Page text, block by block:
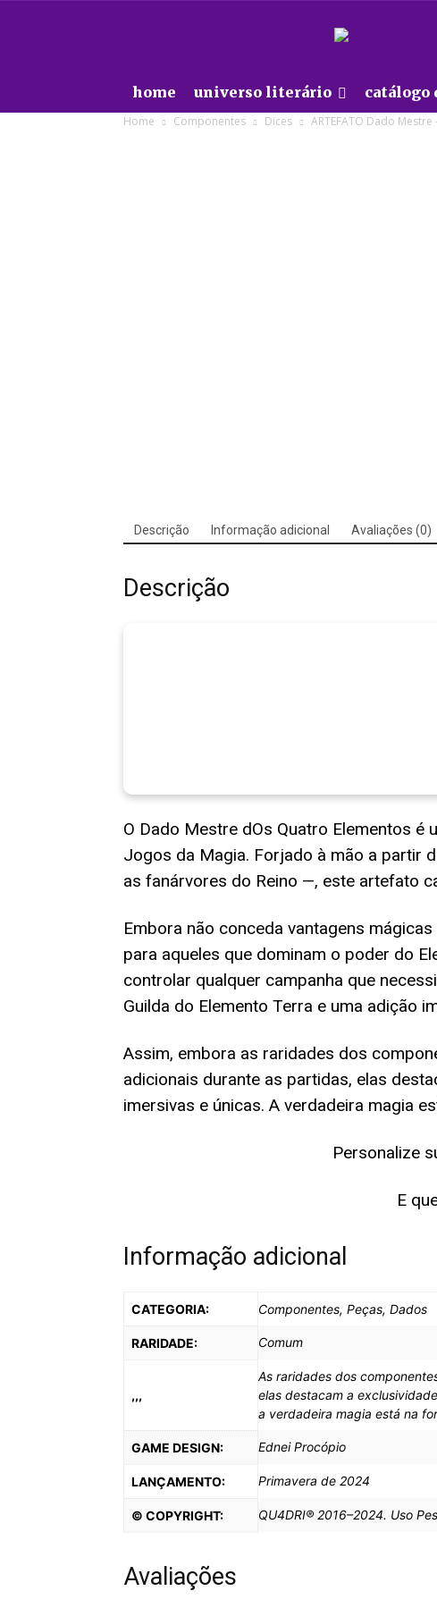
home universo literário catálogo
Home Componentes Dices ARTEFATO Dado
Descrição Informação adicional Avaliações (0)
Descrição
O Dado Mestre dOs Quatro Elementos é
Jogos da Magia. Forjado à mão a partir
as fanárvores do Reino —, este artefato
Embora não conceda vantagens
para aqueles que dominam o poder do
controlar qualquer campanha que
Guilda do Elemento Terra e uma adição
Assim, embora as raridades dos
adicionais durante as partidas, elas
imersivas e únicas. A verdadeira magia
Personalize
E
Informação adicional
CATEGORIA: Componentes, Peças, Dados
RARIDADE: Comum
,,,
As raridades dos
elas destacam a
a verdadeira magia está na
GAME DESIGN: Ednei Procópio
LANÇAMENTO: Primavera de 2024
© COPYRIGHT: QU4DRI® 2016–2024. Uso
Avaliações